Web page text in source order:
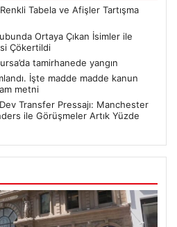
Tabela ve Afişler Tartışma
Ortaya Çıkan İsimler ile
Çökertildi
tamirhanede yangın
İşte madde madde kanun
metni
Transfer Pressajı: Manchester
ile Görüşmeler Artık Yüzde